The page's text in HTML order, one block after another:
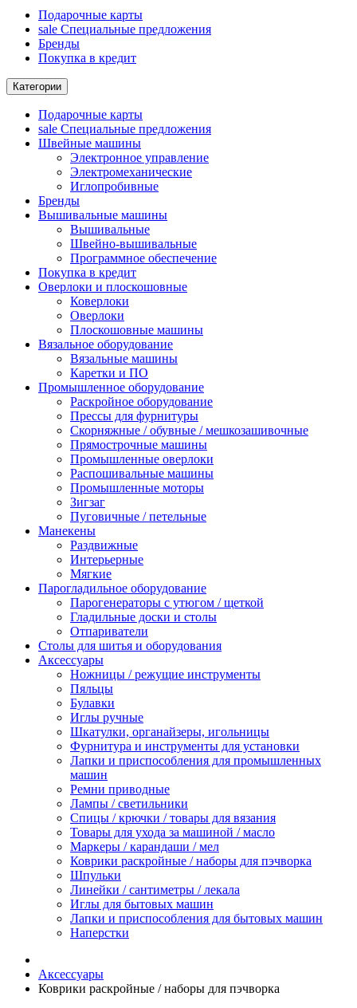
Подарочные карты
sale Специальные предложения
Бренды
Покупка в кредит
Категории
Подарочные карты
sale Специальные предложения
Швейные машины
Электронное управление
Электромеханические
Иглопробивные
Бренды
Вышивальные машины
Вышивальные
Швейно-вышивальные
Программное обеспечение
Покупка в кредит
Оверлоки и плоскошовные
Коверлоки
Оверлоки
Плоскошовные машины
Вязальное оборудование
Вязальные машины
Каретки и ПО
Промышленное оборудование
Раскройное оборудование
Прессы для фурнитуры
Скорняжные / обувные / мешкозашивочные
Прямострочные машины
Промышленные оверлоки
Распошивальные машины
Промышленные моторы
Зигзаг
Пуговичные / петельные
Манекены
Раздвижные
Интерьерные
Мягкие
Парогладильное оборудование
Парогенераторы с утюгом / щеткой
Гладильные доски и столы
Отпариватели
Столы для шитья и оборудования
Аксессуары
Ножницы / режущие инструменты
Пяльцы
Булавки
Иглы ручные
Шкатулки, органайзеры, игольницы
Фурнитура и инструменты для установки
Лапки и приспособления для промышленных
машин
Ремни приводные
Лампы / светильники
Спицы / крючки / товары для вязания
Товары для ухода за машиной / масло
Маркеры / карандаши / мел
Коврики раскройные / наборы для пэчворка
Шпульки
Линейки / сантиметры / лекала
Иглы для бытовых машин
Лапки и приспособления для бытовых машин
Наперстки
Аксессуары
Коврики раскройные / наборы для пэчворка